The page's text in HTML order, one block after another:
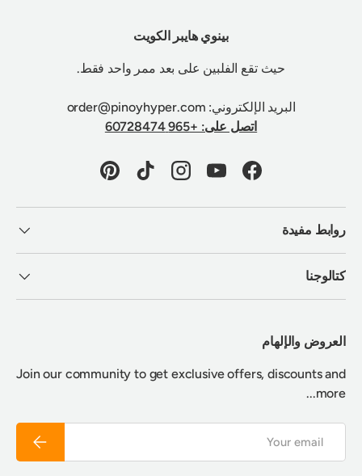
بينوي هايبر الكويت
حيث تقع الفلبين على بعد ممر واحد فقط.
البريد الإلكتروني: order@pinoyhyper.com
اتصل على: +965 60728474
Facebook
YouTube
Instagram
TikTok
Pinterest
روابط مفيدة
كتالوجنا
العروض والإلهام
Join our community to get exclusive offers, discounts and
more...